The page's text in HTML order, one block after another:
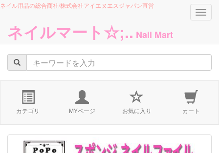
ネイル用品の総合商社/株式会社アイエヌエスジャパン直営
ネイルマート☆;.. Nail Mart
カテゴリ MYページ お気に入り カート